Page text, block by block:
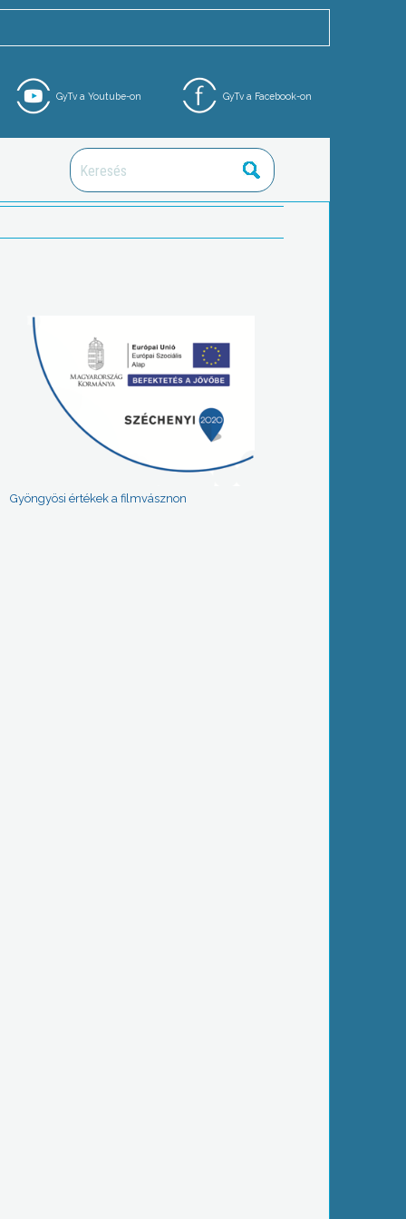
GyTv a Facebook-on
GyTv a Youtube-on
Gyöngyösi értékek a filmvásznon